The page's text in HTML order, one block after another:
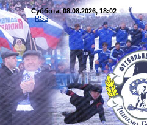
Суббота, 08.08.2026, 18:02
|RSS